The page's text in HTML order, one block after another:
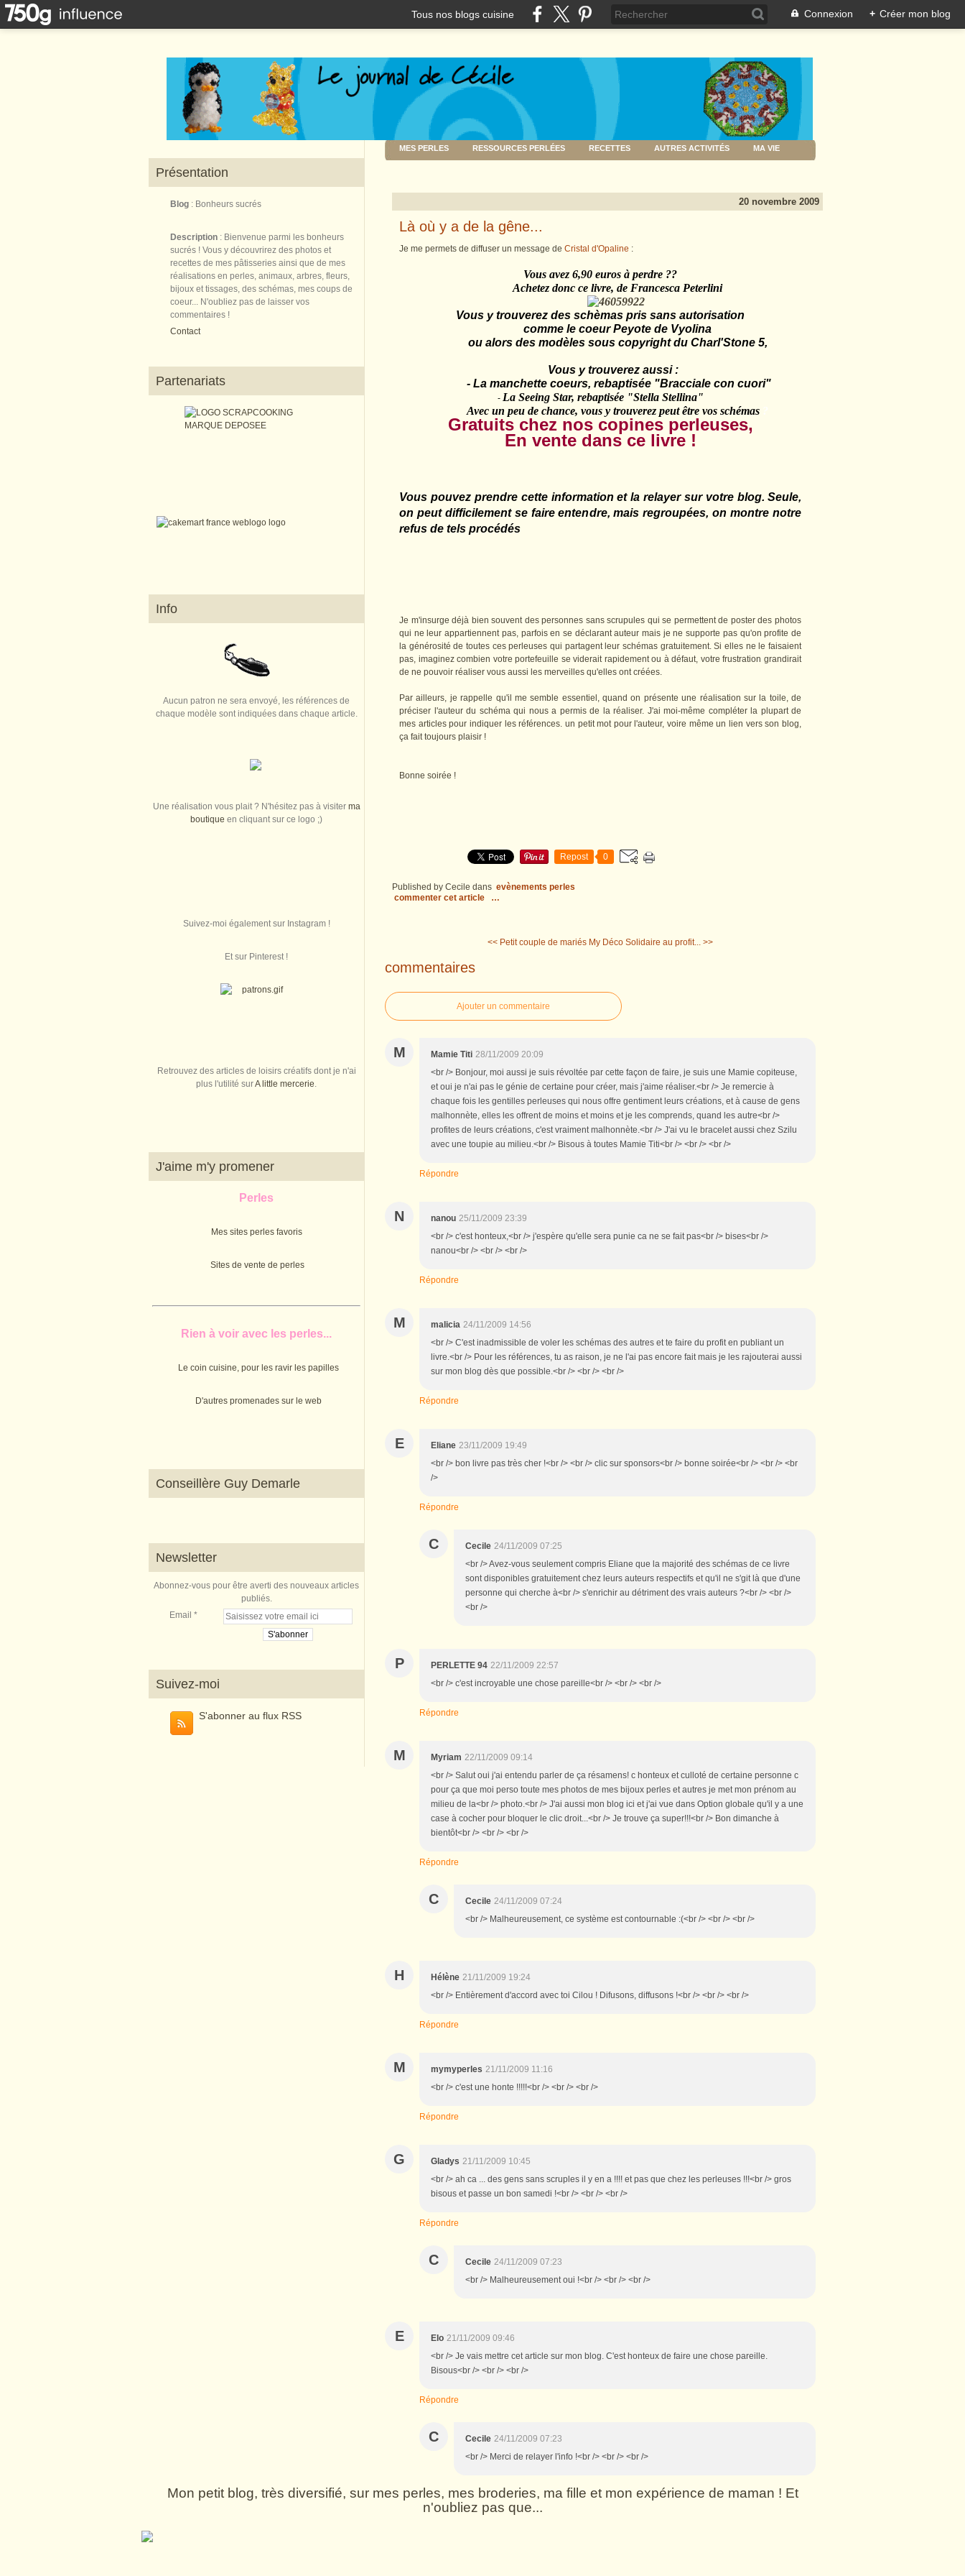
Tous nos blogs cuisine Connexion + Créer mon blog
Présentation
Blog : Bonheurs sucrés
Description : Bienvenue parmi les bonheurs
sucrés ! Vous y découvrirez des photos et
recettes de mes pâtisseries ainsi que de mes
réalisations en perles, animaux, arbres, fleurs,
bijoux et tissages, des schémas, mes coups de
coeur... N'oubliez pas de laisser vos
commentaires !
Contact
Partenariats
Info
Aucun patron ne sera envoyé, les références de
chaque modèle sont indiquées dans chaque article.
Une réalisation vous plait ? N'hésitez pas à visiter ma
boutique en cliquant sur ce logo ;)
Suivez-moi également sur Instagram !
Et sur Pinterest !
Retrouvez des articles de loisirs créatifs dont je n'ai
plus l'utilité surA little mercerie.
J'aime m'y promener
Perles
Mes sites perles favoris
Sites de vente de perles
Rien à voir avec les perles...
Le coin cuisine, pour les ravir les papilles
D'autres promenades sur le web
Conseillère Guy Demarle
Newsletter
Abonnez-vous pour être averti des nouveaux articles
publiés.
Email
Suivez-moi
S'abonner au flux RSS
MES PERLES RESSOURCES PERLÉES RECETTES AUTRES ACTIVITÉS MA VIE
20 novembre 2009
Là où y a de la gêne...
Je me permets de diffuser un message de Cristal d'Opaline :
Vous avez 6,90 euros à perdre ??
Achetez donc ce livre, de Francesca Peterlini
Vous y trouverez des schèmas pris sans autorisation
comme le coeur Peyote de Vyolina
ou alors des modèles sous copyright du Charl'Stone 5,
Vous y trouverez aussi :
- La manchette coeurs, rebaptisée "Bracciale con cuori"
- La Seeing Star, rebaptisée "Stella Stellina"
Avec un peu de chance, vous y trouverez peut être vos schémas
Gratuits chez nos copines perleuses,
En vente dans ce livre !
Vous pouvez prendre cette information et la relayer sur votre blog. Seule,
on peut difficilement se faire entendre, mais regroupées, on montre notre
refus de tels procédés
Je m'insurge déjà bien souvent des personnes sans scrupules qui se permettent de poster des photos
qui ne leur appartiennent pas, parfois en se déclarant auteur mais je ne supporte pas qu'on profite de
la générosité de toutes ces perleuses qui partagent leur schémas gratuitement. Si elles ne le faisaient
pas, imaginez combien votre portefeuille se viderait rapidement ou à défaut, votre frustration grandirait
de ne pouvoir réaliser vous aussi les merveilles qu'elles ont créées.
Par ailleurs, je rappelle qu'il me semble essentiel, quand on présente une réalisation sur la toile, de
préciser l'auteur du schéma qui nous a permis de la réaliser. J'ai moi-même compléter la plupart de
mes articles pour indiquer les références. un petit mot pour l'auteur, voire même un lien vers son blog,
ça fait toujours plaisir !
Bonne soirée !
Repost 0
Published by Cecile dans evènements perles
commenter cet article
…
<< Petit couple de mariés My Déco Solidaire au profit... >>
commentaires
Ajouter un commentaire
M Mamie Titi 28/11/2009 20:09
<br /> Bonjour, moi aussi je suis révoltée par cette façon de faire, je suis une Mamie copiteuse,
et oui je n'ai pas le génie de certaine pour créer, mais j'aime réaliser.<br /> Je remercie à
chaque fois les gentilles perleuses qui nous offre gentiment leurs créations, et à cause de gens
malhonnète, elles les offrent de moins et moins et je les comprends, quand les autre<br />
profites de leurs créations, c'est vraiment malhonnète.<br /> J'ai vu le bracelet aussi chez Szilu
avec une toupie au milieu.<br /> Bisous à toutes Mamie Titi<br /> <br /> <br />
Répondre
N nanou 25/11/2009 23:39
<br /> c'est honteux,<br /> j'espère qu'elle sera punie ca ne se fait pas<br /> bises<br />
nanou<br /> <br /> <br />
Répondre
M malicia 24/11/2009 14:56
<br /> C'est inadmissible de voler les schémas des autres et te faire du profit en publiant un
livre.<br /> Pour les références, tu as raison, je ne l'ai pas encore fait mais je les rajouterai aussi
sur mon blog dès que possible.<br /> <br /> <br />
Répondre
E Eliane 23/11/2009 19:49
<br /> bon livre pas très cher !<br /> <br /> clic sur sponsors<br /> bonne soirée<br /> <br /> <br
/>
Répondre
C Cecile 24/11/2009 07:25
<br /> Avez-vous seulement compris Eliane que la majorité des schémas de ce livre
sont disponibles gratuitement chez leurs auteurs respectifs et qu'il ne s'git là que d'une
personne qui cherche à<br /> s'enrichir au détriment des vrais auteurs ?<br /> <br />
<br />
P PERLETTE 94 22/11/2009 22:57
<br /> c'est incroyable une chose pareille<br /> <br /> <br />
Répondre
M Myriam 22/11/2009 09:14
<br /> Salut oui j'ai entendu parler de ça résamens! c honteux et culloté de certaine personne c
pour ça que moi perso toute mes photos de mes bijoux perles et autres je met mon prénom au
milieu de la<br /> photo.<br /> J'ai aussi mon blog ici et j'ai vue dans Option globale qu'il y a une
case à cocher pour bloquer le clic droit...<br /> Je trouve ça super!!!<br /> Bon dimanche à
bientôt<br /> <br /> <br />
Répondre
C Cecile 24/11/2009 07:24
<br /> Malheureusement, ce système est contournable :(<br /> <br /> <br />
H Hélène 21/11/2009 19:24
<br /> Entièrement d'accord avec toi Cilou ! Difusons, diffusons !<br /> <br /> <br />
Répondre
M mymyperles 21/11/2009 11:16
<br /> c'est une honte !!!!!<br /> <br /> <br />
Répondre
G Gladys 21/11/2009 10:45
<br /> ah ca ... des gens sans scruples il y en a !!!! et pas que chez les perleuses !!!<br /> gros
bisous et passe un bon samedi !<br /> <br /> <br />
Répondre
C Cecile 24/11/2009 07:23
<br /> Malheureusement oui !<br /> <br /> <br />
E Elo 21/11/2009 09:46
<br /> Je vais mettre cet article sur mon blog. C'est honteux de faire une chose pareille.
Bisous<br /> <br /> <br />
Répondre
C Cecile 24/11/2009 07:23
<br /> Merci de relayer l'info !<br /> <br /> <br />
Mon petit blog, très diversifié, sur mes perles, mes broderies, ma fille et mon expérience de maman ! Et
n'oubliez pas que...